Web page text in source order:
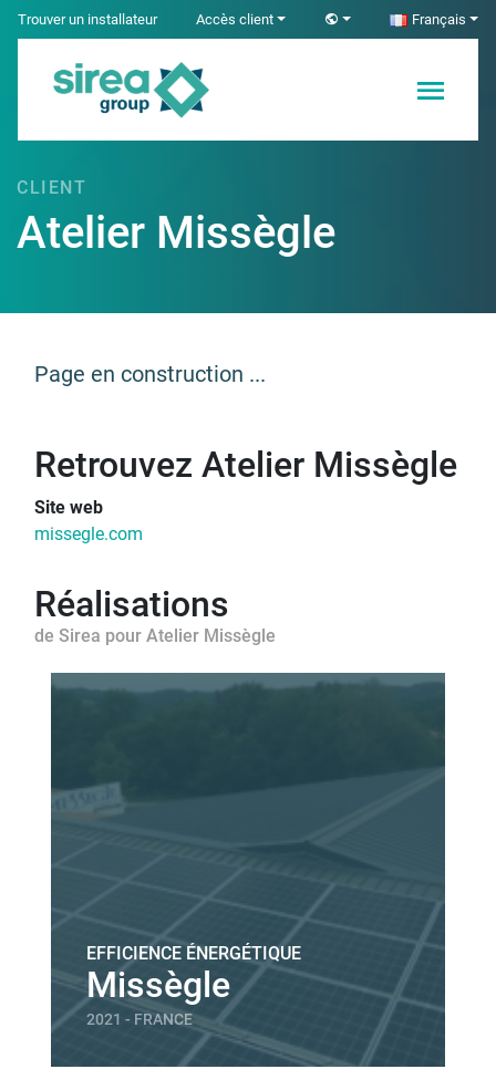
SkipTrouver un installateur Accès client Français
Solutions en
Électricité et
CLIENT
Atelier Missègle
Page en construction ...
Retrouvez Atelier Missègle
Site web
missegle.com
Réalisations
de Sirea pour Atelier Missègle
EFFICIENCE ÉNERGÉTIQUE
Missègle
2021 - FRANCE